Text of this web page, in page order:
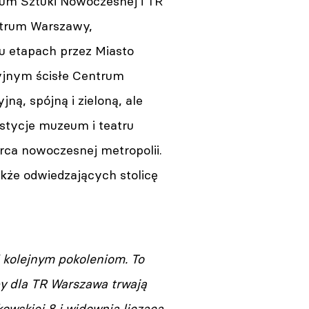
Warszawy,
etapach przez Miasto
ścisłe Centrum
spójną i zieloną, ale
muzeum i teatru
nowoczesnej metropolii.
odwiedzających stolicę
pokoleniom. To
dla TR Warszawa trwają